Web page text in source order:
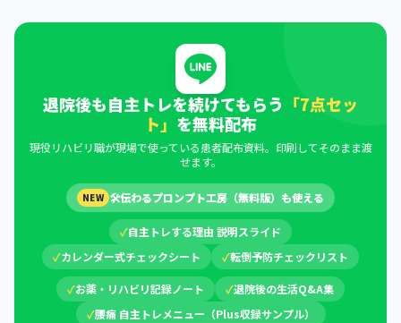
退院後も自主トレを続けてもらう 「7点セッ
ト」 を無料配布
現役リハビリ職が現場で使っている患者配布資料。印刷してそのまま渡
せます。
NEW 🛠伝わるプロンプト工房（無料版）も使える
✓自主トレする理由 説明スライド
✓カレンダー式チェックシート ✓転倒予防チェックリスト
✓お薬・リハビリ記録ノート ✓退院後の生活Q&A集
✓腰痛 自主トレメニュー（Plus収録サンプル）